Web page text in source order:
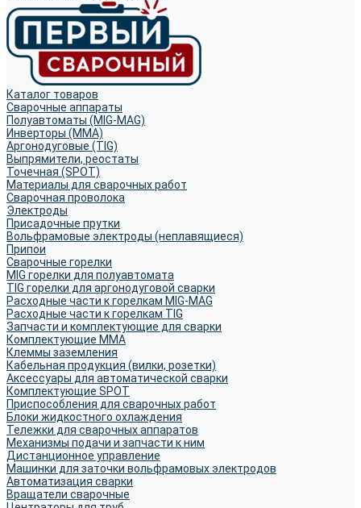
Каталог товаров
Сварочные аппараты
Полуавтоматы (MIG-MAG)
Инверторы (MMA)
Аргонодуговые (TIG)
Выпрямители, реостаты
Точечная (SPOT)
Материалы для сварочных работ
Сварочная проволока
Электроды
Присадочные прутки
Вольфрамовые электроды (неплавящиеся)
Припои
Сварочные горелки
MIG горелки для полуавтомата
TIG горелки для аргонодуговой сварки
Расходные части к горелкам MIG-MAG
Расходные части к горелкам TIG
Запчасти и комплектующие для сварки
Комплектующие ММА
Клеммы заземления
Кабельная продукция (вилки, розетки)
Аксессуары для автоматической сварки
Комплектующие SPOT
Приспособления для сварочных работ
Блоки жидкостного охлаждения
Тележки для сварочных аппаратов
Механизмы подачи и запчасти к ним
Дистанционное управление
Машинки для заточки вольфрамовых электродов
Автоматизация сварки
Вращатели сварочные